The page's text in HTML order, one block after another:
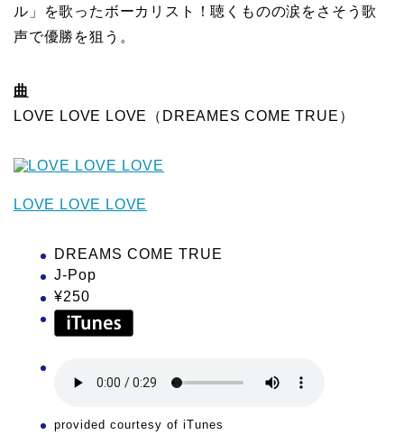
ル」を歌ったボーカリスト！聴くものの涙をさそう歌
声で優勝を狙う。
曲
LOVE LOVE LOVE（DREAMES COME TRUE）
LOVE LOVE LOVE
DREAMS COME TRUE
J-Pop
¥250
provided courtesy of iTunes